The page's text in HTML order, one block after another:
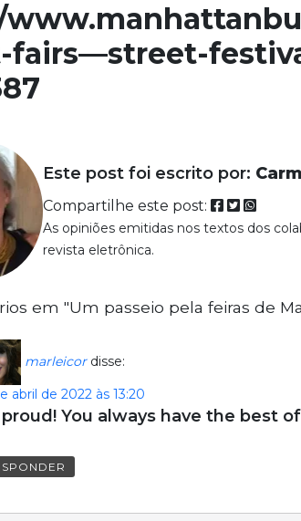
fairs—street-
Este post foi escrito por:
Compartilhe este post:
As opiniões emitidas nos textos dos
revista eletrônica.
em "Um passeio pela feiras de
marleicor disse:
abril de 2022 às 13:20
You always have the best